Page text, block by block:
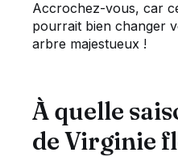
Accrochez-vous, car
pourrait bien changer
arbre majestueux !
À quelle
de Virginie